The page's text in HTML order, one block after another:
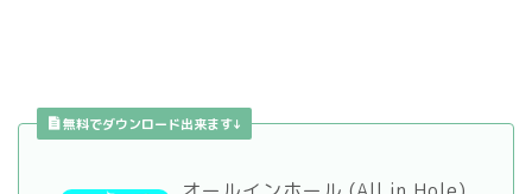
無料でダウンロード出来ます↓